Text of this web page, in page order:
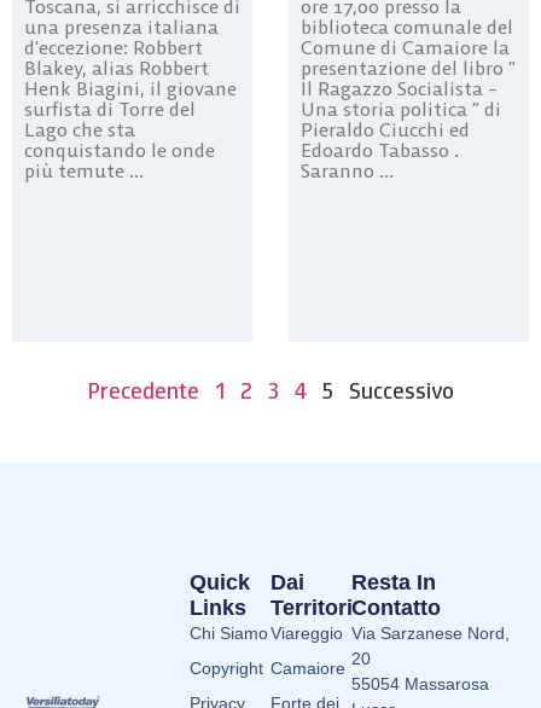
Toscana, si arricchisce di
una presenza italiana
d’eccezione: Robbert
Blakey, alias Robbert
Henk Biagini, il giovane
surfista di Torre del
Lago che sta
conquistando le onde
più temute ...
ore 17,00 presso la
biblioteca comunale del
Comune di Camaiore la
presentazione del libro ”
Il Ragazzo Socialista –
Una storia politica ” di
Pieraldo Ciucchi ed
Edoardo Tabasso .
Saranno ...
Precedente 1 2 3 4 5 Successivo
Dai
Territori
Viareggio
Camaiore
Forte dei
Quick
Links
Chi Siamo
Copyright
Privacy
Resta In
Contatto
Via Sarzanese Nord,
20
55054 Massarosa